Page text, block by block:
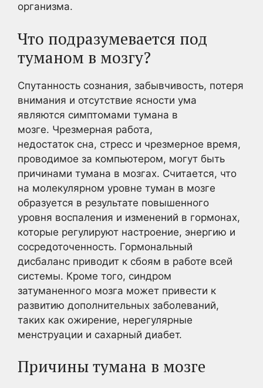
организма.
Что подразумевается под
туманом в мозгу?
Спутанность сознания, забывчивость, потеря
внимания и отсутствие ясности ума
являются симптомами тумана в
мозге. Чрезмерная работа,
недостаток сна, стресс и чрезмерное время,
проводимое за компьютером, могут быть
причинами тумана в мозгах. Считается, что
на молекулярном уровне туман в мозге
образуется в результате повышенного
уровня воспаления и изменений в гормонах,
которые регулируют настроение, энергию и
сосредоточенность. Гормональный
дисбаланс приводит к сбоям в работе всей
системы. Кроме того, синдром
затуманенного мозга может привести к
развитию дополнительных заболеваний,
таких как ожирение, нерегулярные
менструации и сахарный диабет.
Причины тумана в мозге